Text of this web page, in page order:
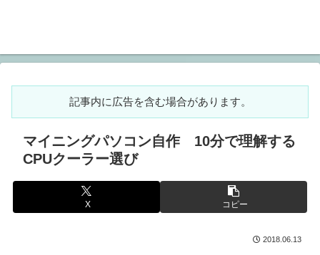
記事内に広告を含む場合があります。
マイニングパソコン自作 10分で理解する
CPUクーラー選び
X コピー
2018.06.13